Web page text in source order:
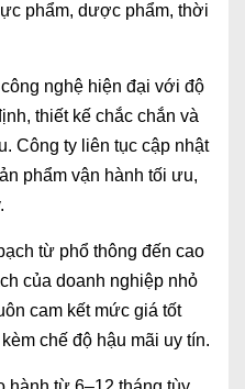
phẩm, dược phẩm, thời
nghệ hiện đại với độ
thiết kế chắc chắn và
Công ty liên tục cập nhật
phẩm vận hành tối ưu,
từ phổ thông đến cao
của doanh nghiệp nhỏ
cam kết mức giá tốt
chế độ hậu mãi uy tín.